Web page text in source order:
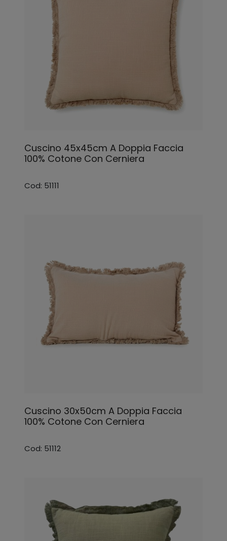
Cuscino 45x45cm A Doppia Faccia
100% Cotone Con Cerniera
Cod: 51111
Cuscino 30x50cm A Doppia Faccia
100% Cotone Con Cerniera
Cod: 51112